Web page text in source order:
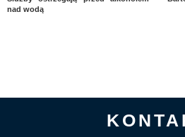
nad wodą